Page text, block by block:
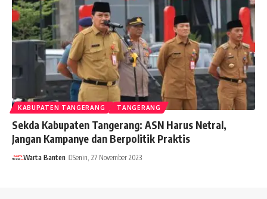
KABUPATEN TANGERANG TANGERANG
Sekda Kabupaten Tangerang: ASN Harus Netral,
Jangan Kampanye dan Berpolitik Praktis
Warta Banten Senin, 27 November 2023